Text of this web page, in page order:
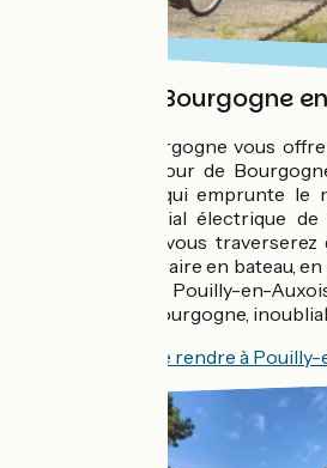
Le canal de Bourgogne
Le canal de Bourgogne vous
une partie du Tour de
électro-solaire qui emprunte le
remorqueur fluvial électrique
l’option fluviale, vous
haut de cet itinéraire en bateau,
sous la colline de Pouilly-en-
sur le canal de Bourgogne,
Voir comment se rendre à